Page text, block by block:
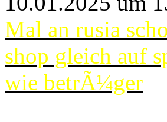
Mal an rusia
shop gleich auf
wie betrÃ¼ger